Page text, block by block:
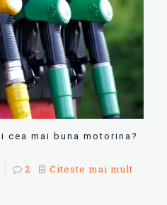
cea mai buna motorina?
2 Citeste mai mult